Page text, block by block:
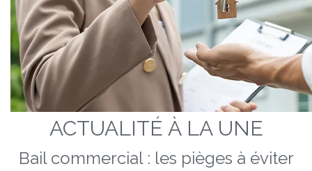
ACTUALITÉ À LA UNE
Bail commercial : les pièges à éviter